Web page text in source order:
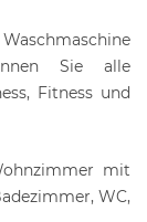
Sie alle
Fitness und
mit
WC,